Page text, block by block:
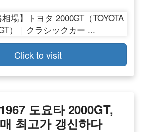
Click to visit
도요타 2000GT,
최고가 갱신하다